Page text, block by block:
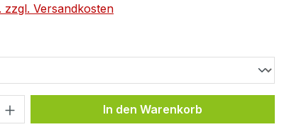
zzgl. Versandkosten
Gib den gewünschten Wert
In den Warenkorb